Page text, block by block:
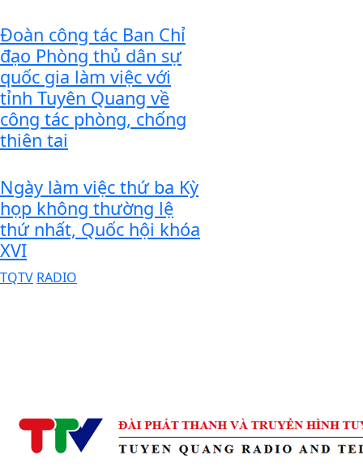
Đoàn công tác Ban Chỉ
đạo Phòng thủ dân sự
quốc gia làm việc với
tỉnh Tuyên Quang về
công tác phòng, chống
thiên tai
Ngày làm việc thứ ba Kỳ
họp không thường lệ
thứ nhất, Quốc hội khóa
XVI
TQTV RADIO